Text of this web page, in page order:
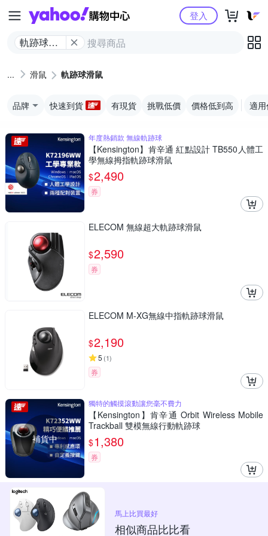
Yahoo購物中心
軌跡球滑
登入
滑鼠 軌跡球滑鼠
品牌 快速到貨 有現貨 挑戰低價 價格低到高 適
年度熱銷款 無線軌跡球
【Kensington】肯辛通 紅點設計 TB550人體工
學無線拇指軌跡球滑鼠
$2,490
券
ELECOM 無線超大軌跡球滑鼠
$2,590
券
ELECOM M-XG無線中指軌跡球滑鼠
$2,190
5 (1)
券
補貨中
獨特的觸摸滾動讓您毫不費力
【Kensington】肯辛通 Orbit Wireless Mobile
Trackball 雙模無線行動軌跡球
$1,380
券
馬上比買最好
相似商品比比看